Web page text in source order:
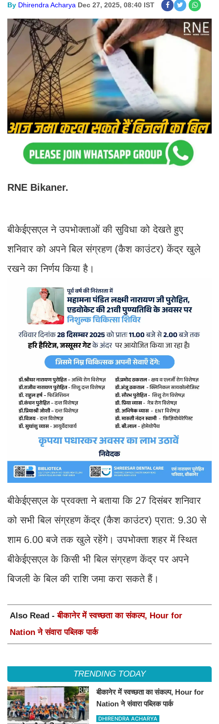
By Dhirendra Acharya Dec 27, 2025, 08:40 IST
RNE Bikaner.
बीकेईएसएल ने उपभोक्ताओं की सुविधा को देखते हुए
शनिवार को अपने बिल संग्रहण (कैश काउंटर) केंद्र खुले
रखने का निर्णय किया है।
बीकेईएसएल के प्रवक्ता ने बताया कि 27 दिसंबर शनिवार
को सभी बिल संग्रहण केंद्र (कैश काउंटर) प्रात: 9.30 से
शाम 6.00 बजे तक खुले रहेंगे। उपभोक्ता शहर में स्थित
बीकेईएसएल के किसी भी बिल संग्रहण केंद्र पर अपने
बिजली के बिल की राशि जमा करा सकते हैं।
Also Read -बीकानेर में स्वच्छता का संकल्प, Hour for
Nation ने संवारा पब्लिक पार्क
TRENDING TODAY
बीकानेर में स्वच्छता का संकल्प, Hour for
Nation ने संवारा पब्लिक पार्क
DHIRENDRA ACHARYA